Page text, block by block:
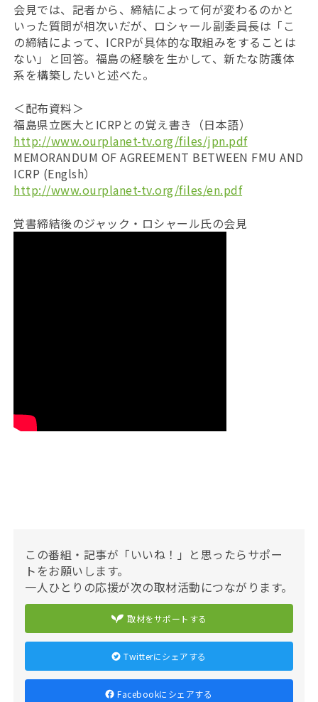
会見では、記者から、締結によって何が変わるのかと
いった質問が相次いだが、ロシャール副委員長は「こ
の締結によって、ICRPが具体的な取組みをすることは
ない」と回答。福島の経験を生かして、新たな防護体
系を構築したいと述べた。
＜配布資料＞
福島県立医大とICRPとの覚え書き（日本語）
http://www.ourplanet-tv.org/files/jpn.pdf
MEMORANDUM OF AGREEMENT BETWEEN FMU AND
ICRP (Englsh）
http://www.ourplanet-tv.org/files/en.pdf
覚書締結後のジャック・ロシャール氏の会見
この番組・記事が「いいね！」と思ったらサポー
トをお願いします。
一人ひとりの応援が次の取材活動につながります。
取材をサポートする
Twitterにシェアする
Facebookにシェアする